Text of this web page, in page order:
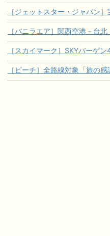
［ジェットスター・ジャパン
［バニラエア］関西空港－台
［スカイマーク］SKYバーゲ
［ピーチ］全路線対象「旅の感